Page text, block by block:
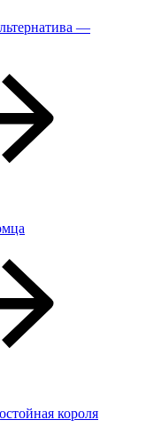
—
короля